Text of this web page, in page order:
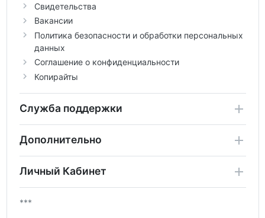
Свидетельства
Вакансии
Политика безопасности и обработки персональных
данных
Соглашение о конфиденциальности
Копирайты
Служба поддержки
Дополнительно
Личный Кабинет
***